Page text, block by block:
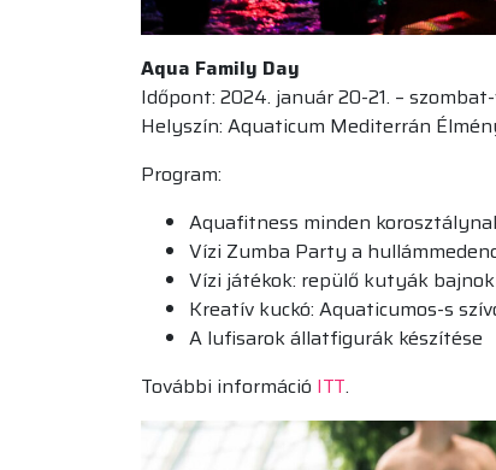
Aqua Family Day
Időpont: 2024. január 20-21. –
Helyszín: Aquaticum Mediterrán
Program:
Aquafitness minden
Vízi Zumba Party a
Vízi játékok: repülő kutyák
Kreatív kuckó: Aquaticumos-s
A lufisarok állatfigurák készítése
További információ ITT.